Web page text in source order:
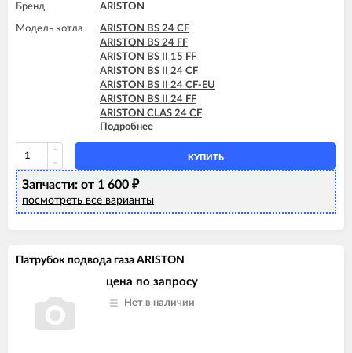
Бренд ARISTON
Модель котла
ARISTON BS 24 CF
ARISTON BS 24 FF
ARISTON BS II 15 FF
ARISTON BS II 24 CF
ARISTON BS II 24 CF-EU
ARISTON BS II 24 FF
ARISTON CLAS 24 CF
ARISTON CLAS 24 FF
ARISTON CLAS 28 FF
ARISTON CLAS B EVO 24 FF
ARISTON CLAS B EVO 28 FF
ARISTON CLAS B EVO 30 FF
ARISTON CLAS EVO 24 CF
ARISTON CLAS EVO 24 CF-EU
ARISTON CLAS EVO 28 CF
ARISTON CLAS EVO 28 FF
ARISTON CLAS EVO SYSTEM 24 CF
ARISTON CLAS EVO SYSTEM 24 FF
Подробнее
КУПИТЬ
Запчасти: от 1 600 ₽
посмотреть все варианты
Патрубок подвода газа ARISTON
цена по запросу
Нет в наличии